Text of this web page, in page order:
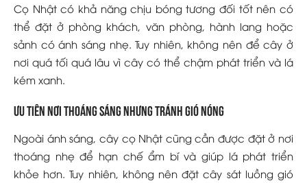
Cọ Nhật có khả năng chịu bóng tương đối tốt nên có
thể đặt ở phòng khách, văn phòng, hành lang hoặc
sảnh có ánh sáng nhẹ. Tuy nhiên, không nên để cây ở
nơi quá tối quá lâu vì cây có thể chậm phát triển và lá
kém xanh.
Ưu tiên nơi thoáng sáng nhưng tránh gió nóng
Ngoài ánh sáng, cây cọ Nhật cũng cần được đặt ở nơi
thoáng nhẹ để hạn chế ẩm bí và giúp lá phát triển
khỏe hơn. Tuy nhiên, không nên đặt cây sát luồng gió